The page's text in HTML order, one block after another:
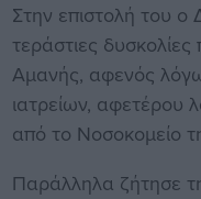
Στην επιστολή του
τεράστιες δυσκολίες
Αμανής, αφενός
ιατρείων, αφετέρου
από το Νοσοκομείο
Παράλληλα ζήτησε